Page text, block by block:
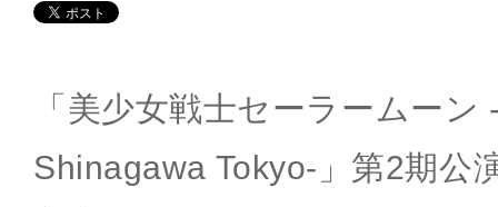
「美少女戦士セーラームー
Shinagawa Tokyo-」第2期公